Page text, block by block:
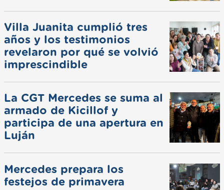
Villa Juanita cumplió tres
años y los testimonios
revelaron por qué se volvió
imprescindible
La CGT Mercedes se suma al
armado de Kicillof y
participa de una apertura en
Luján
Mercedes prepara los
festejos de primavera